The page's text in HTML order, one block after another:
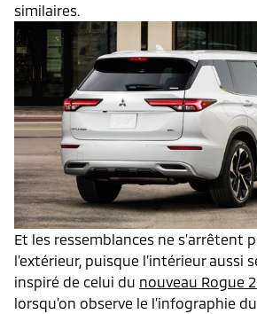
similaires.
Et les ressemblances ne s’arrêtent
l’extérieur, puisque l’intérieur aussi
inspiré de celui du nouveau Rogue
lorsqu’on observe le l’infographie